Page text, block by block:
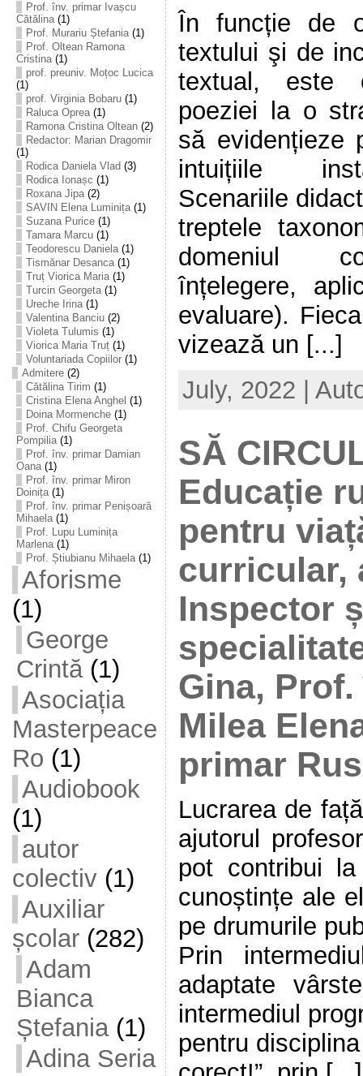
Prof. înv. primar Ivașcu
Cătălina(1)
Prof. Murariu Ștefania(1)
Prof. Oltean Ramona
Cristina(1)
prof. preuniv. Moțoc Lucica
(1)
prof. Virginia Bobaru(1)
Raluca Oprea(1)
Ramona Cristina Oltean(2)
Redactor: Marian Dragomir
(1)
Rodica Daniela Vlad (3)
Rodica Ionașc (1)
Roxana Jipa(2)
SAVIN Elena Luminița(1)
Suzana Purice(1)
Tamara Marcu(1)
Teodorescu Daniela(1)
Tismănar Desanca(1)
Truț Viorica Maria(1)
Turcin Georgeta(1)
Ureche Irina(1)
Valentina Banciu(2)
Violeta Tulumis (1)
Viorica Maria Truț(1)
Voluntariada Copiilor(1)
Admitere(2)
Cătălina Tirim (1)
Cristina Elena Anghel (1)
Doina Mormenche(1)
Prof. Chifu Georgeta
Pompilia(1)
Prof. înv. primar Damian
Oana(1)
Prof. înv. primar Miron
Doinița(1)
Prof. înv. primar Penișoară
Mihaela(1)
Prof. Lupu Luminița
Marlena(1)
Prof. Știubianu Mihaela(1)
Aforisme
(1)
George
Crintă(1)
Asociația
Masterpeace
Ro (1)
Audiobook
(1)
autor
colectiv(1)
Auxiliar
școlar(282)
Adam
Bianca
Ștefania(1)
Adina Seria
În funcție de
textului şi de
textual, este
poeziei la o
să evidențieze
intuițiile
Scenariile
treptele
domeniul
înțelegere,
evaluare).
vizează un [...]
July, 2022 |
SĂ
Educație
pentru
curricular,
Inspector
Gina,
Milea
primar
Lucrarea de
ajutorul
pot contribui
cunoștințe ale
pe drumurile
Prin
adaptate
intermediul
pentru